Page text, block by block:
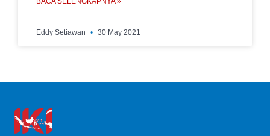
Eddy Setiawan 30 May 2021